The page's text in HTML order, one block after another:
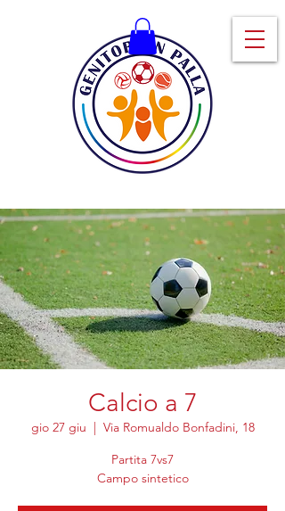
Calcio a 7
gio 27 giu
  |
Via Romualdo Bonfadini, 18
Partita 7vs7
Campo sintetico